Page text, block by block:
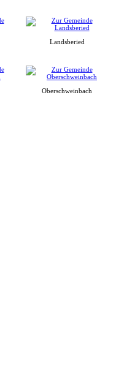
Landsberied
Oberschweinbach